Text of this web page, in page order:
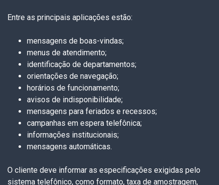
Entre as principais aplicações estão:
mensagens de boas-vindas;
menus de atendimento;
identificação de departamentos;
orientações de navegação;
horários de funcionamento;
avisos de indisponibilidade;
mensagens para feriados e recessos;
campanhas em espera telefônica;
informações institucionais;
mensagens automáticas.
O cliente deve informar as especificações exigidas pelo
sistema telefônico, como formato, taxa de amostragem,